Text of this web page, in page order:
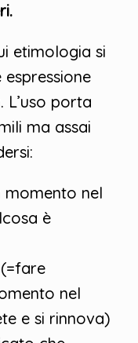
etimologia si
porta
ma assai
momento nel
è
nel
e si rinnova)